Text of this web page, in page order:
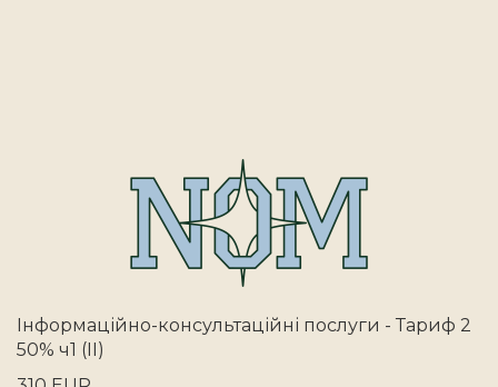
Інформаційно-консультаційні послуги - Тариф 2
50% ч1 (II)